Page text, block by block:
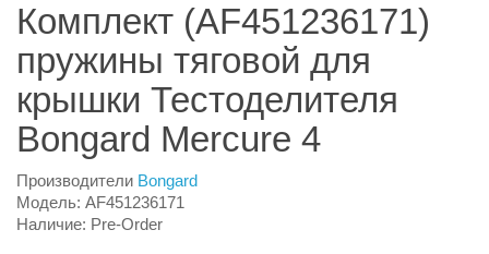
Комплект (AF451236171)
пружины тяговой для
крышки Тестоделителя
Bongard Mercure 4
Производители Bongard
Модель: AF451236171
Наличие: Pre-Order